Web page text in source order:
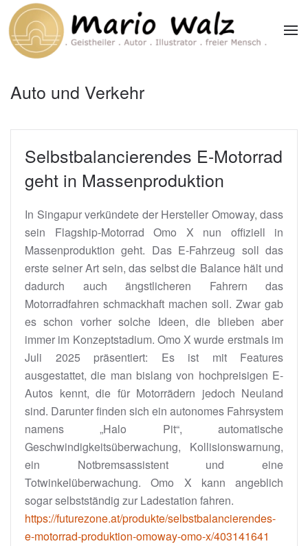
Zum Hauptinhalt springen
Auto und Verkehr
Selbstbalancierendes E-Motorrad
geht in Massenproduktion
In Singapur verkündete der Hersteller Omoway, dass
sein Flagship-Motorrad Omo X nun offiziell in
Massenproduktion geht. Das E-Fahrzeug soll das
erste seiner Art sein, das selbst die Balance hält und
dadurch auch ängstlicheren Fahrern das
Motorradfahren schmackhaft machen soll. Zwar gab
es schon vorher solche Ideen, die blieben aber
immer im Konzeptstadium. Omo X wurde erstmals im
Juli 2025 präsentiert: Es ist mit Features
ausgestattet, die man bislang von hochpreisigen E-
Autos kennt, die für Motorrädern jedoch Neuland
sind. Darunter finden sich ein autonomes Fahrsystem
namens „Halo Pit“, automatische
Geschwindigkeitsüberwachung, Kollisionswarnung,
ein Notbremsassistent und eine
Totwinkelüberwachung. Omo X kann angeblich
sogar selbstständig zur Ladestation fahren.
https://futurezone.at/produkte/selbstbalancierendes-
e-motorrad-produktion-omoway-omo-x/403141641